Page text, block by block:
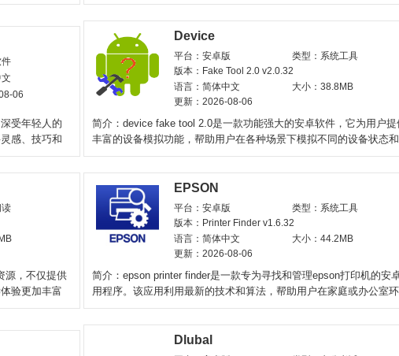
件将各种实用工具、
06
受年轻人的
感、技巧和
Device
平台：安卓版
类型：系统工具
版本：Fake Tool 2.0 v2.0.32
语言：简体中文
大小：38.8MB
更新：2026-08-06
简介：device fake tool 2.0是一款功能强大的安卓软件，它为用户提
丰富的设备模拟功能，帮助用户在各种场景下模拟不同的设备状态
境。通过简单
源，不仅提供
验更加丰富
EPSON
平台：安卓版
类型：系统工具
版本：Printer Finder v1.6.32
语言：简体中文
大小：44.2MB
更新：2026-08-06
简介：epson printer finder是一款专为寻找和管理epson打印机的安
用程序。该应用利用最新的技术和算法，帮助用户在家庭或办公室
中快速找到
Dlubal